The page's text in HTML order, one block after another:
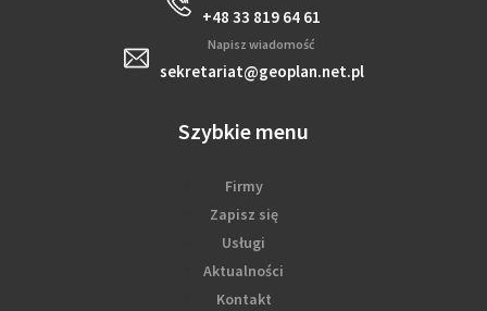
+48 33 819 64 61
Napisz wiadomość
sekretariat@geoplan.net.pl
Szybkie menu
Firmy
Zapisz się
Usługi
Aktualności
Kontakt